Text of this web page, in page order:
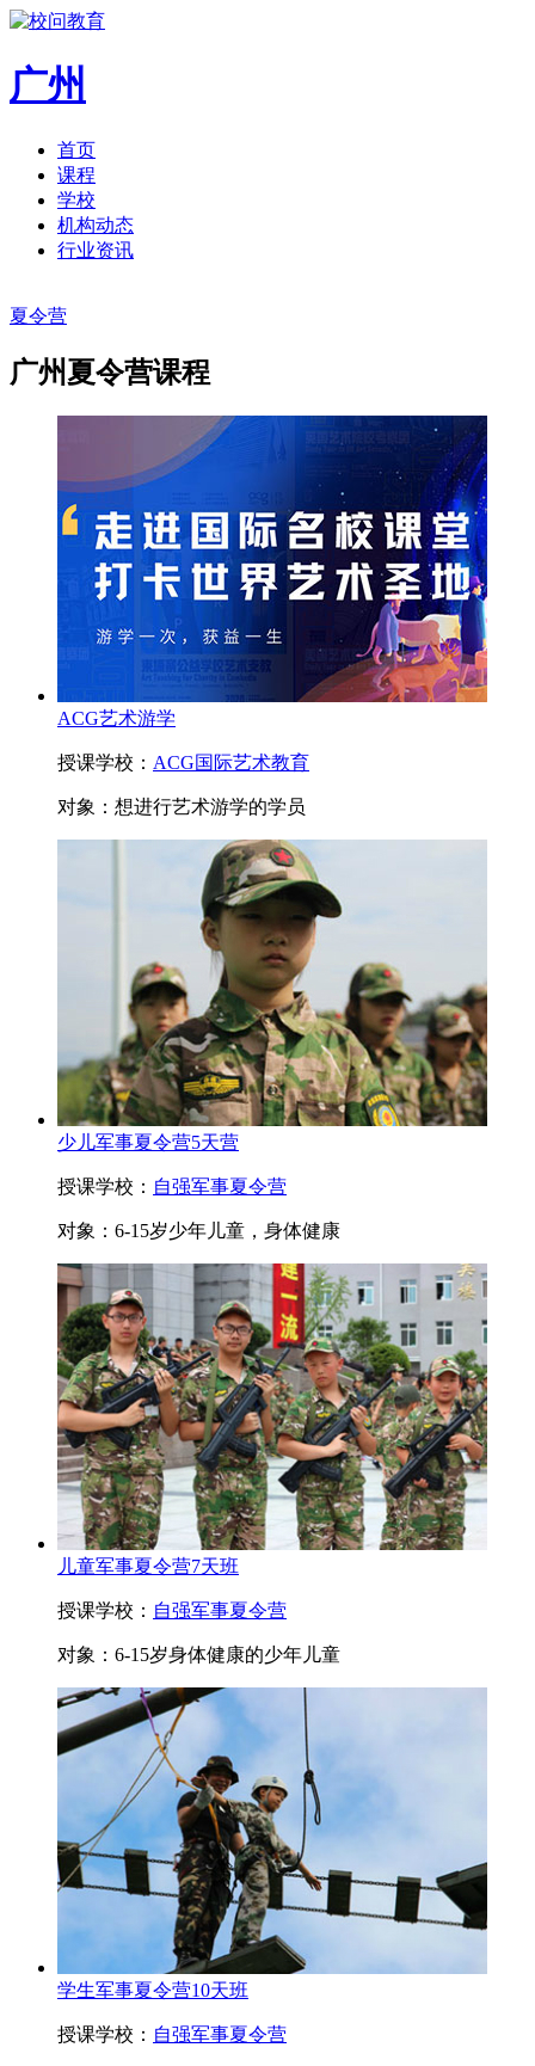
广州
首页
课程
学校
机构动态
行业资讯
夏令营
广州夏令营课程
ACG艺术游学
授课学校： ACG国际艺术教育
对象： 想进行艺术游学的学员
少儿军事夏令营5天营
授课学校： 自强军事夏令营
对象： 6-15岁少年儿童，身体健康
儿童军事夏令营7天班
授课学校： 自强军事夏令营
对象： 6-15岁身体健康的少年儿童
学生军事夏令营10天班
授课学校： 自强军事夏令营